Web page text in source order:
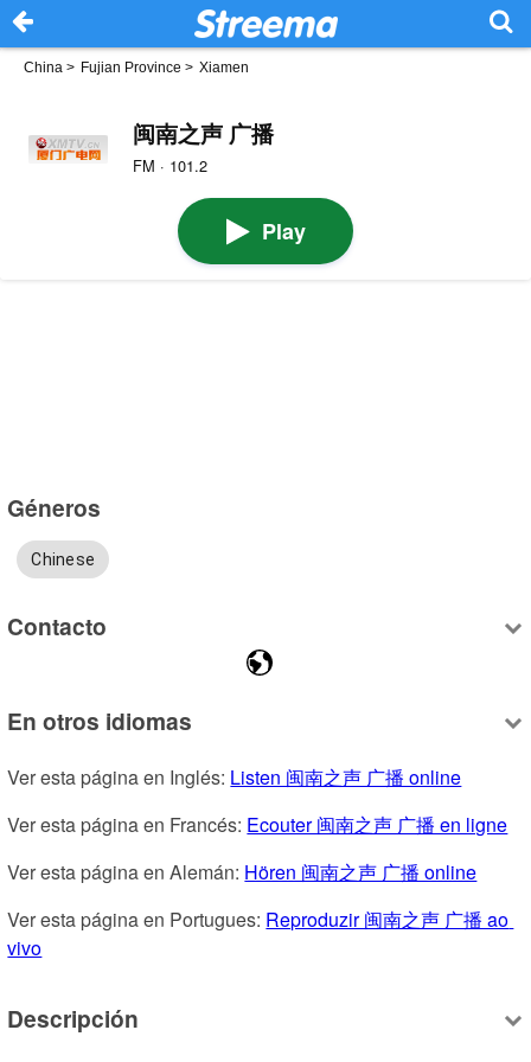
China > Fujian Province > Xiamen
闽南之声 广播
FM · 101.2
Play
Géneros
Chinese
Contacto
En otros idiomas
Ver esta página en Inglés: Listen 闽南之声 广播 online
Ver esta página en Francés: Ecouter 闽南之声 广播 en ligne
Ver esta página en Alemán: Hören 闽南之声 广播 online
Ver esta página en Portugues: Reproduzir 闽南之声 广播 ao
vivo
Descripción